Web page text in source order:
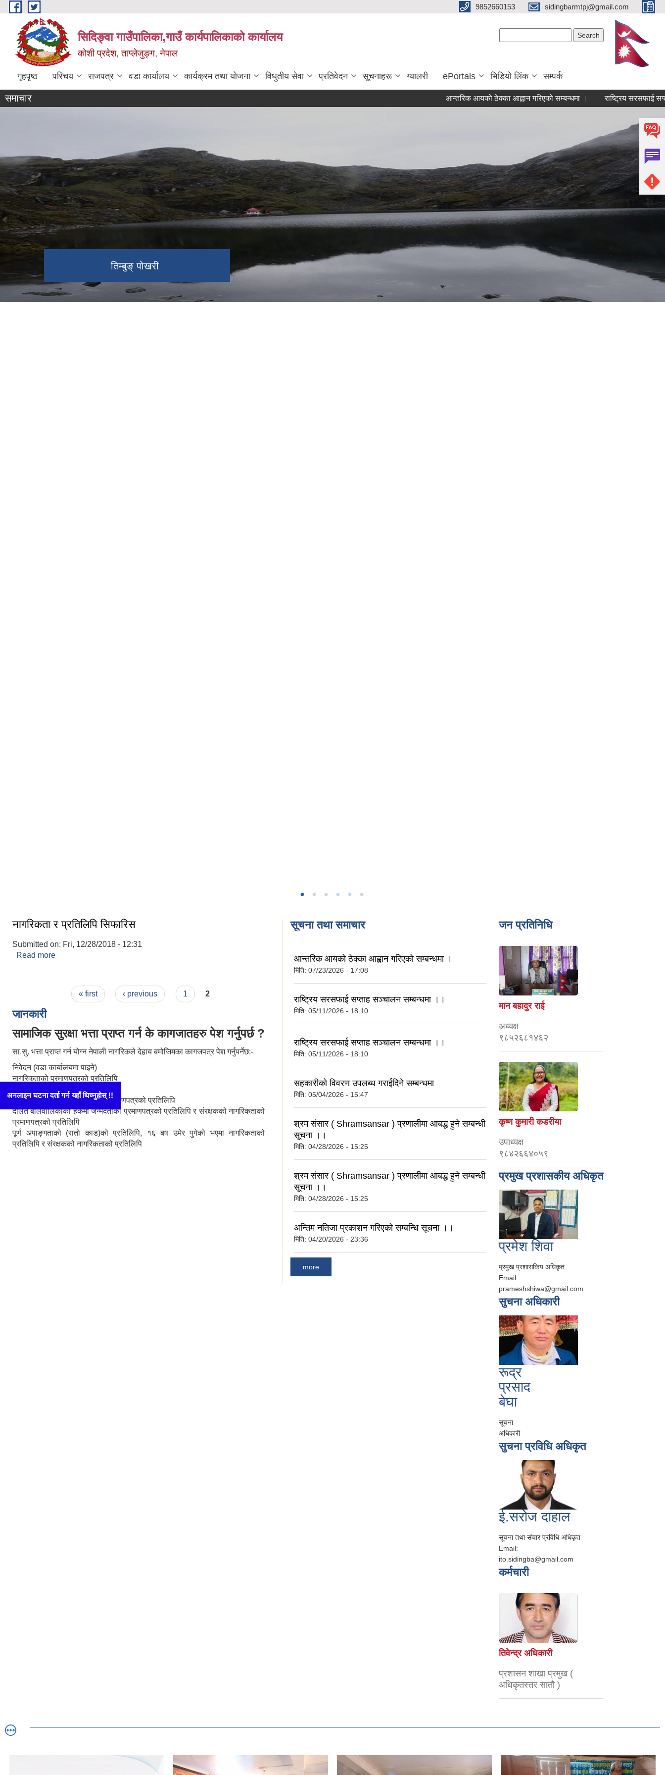
Skip to main content 9852660153 sidingbarmtpj@gmail.com
सिदिङ्वा गाउँपालिका,गाउँ कार्यपालिकाको कार्यालय
कोशी प्रदेश, ताप्लेजुङ्ग, नेपाल
गृहपृष्ठ परिचय राजपत्र वडा कार्यालय कार्यक्रम तथा योजना विधुतीय सेवा प्रतिवेदन सूचनाहरू ग्यालरी ePortals भिडियो लिंक सम्पर्क
समाचार आन्तरिक आयको ठेक्का आह्वान गरिएको सम्बन्धमा । राष्ट्रिय सरसफाई सप्ताह
तिम्बुङ् पोखरी
सिदिङ्वा गाउँपालिका कार्यालयको नयाँ भवन
।
तिम्बुङ पोखरको शोभा वढाउदै केन्जो
(पदमचाल)
नागरिकता र प्रतिलिपि सिफारिस
Submitted on: Fri, 12/28/2018 - 12:31
Read more
« first ‹ previous 1 2
जानकारी
सामाजिक सुरक्षा भत्ता प्राप्त गर्न के कागजातहरु पेश गर्नुपर्छ ?
सा.सु. भत्ता प्राप्त गर्न योग्न नेपाली नागरिकले देहाय बमोजिमका कागजपत्र पेश गर्नुपर्नेछ:-
निवेदन (वडा कार्यालयमा पाइने)
नागरिकताको प्रमाणपत्रको प्रतिलिपि
2 वटा पासपोर्ट साईजको फोटो
विधवाको हकमा पतिको मृत्युदर्ताको प्रमाणपत्रको प्रतिलिपि
दलित बालवालिकाको हकमा जन्मदर्ताको प्रमाणपत्रको प्रतिलिपि र संरक्षकको नागरिकताको
प्रमाणपत्रको प्रतिलिपि
पूर्ण अपाङ्गताको (रातो काड)को प्रतिलिपि, १६ बष उमेर पुगेको भएमा नागरिकताको
प्रतिलिपि र संरक्षकको नागरिकताको प्रतिलिपि
सूचना तथा समाचार
आन्तरिक आयको ठेक्का आह्वान गरिएको सम्बन्धमा ।
मिति: 07/23/2026 - 17:08
राष्ट्रिय सरसफाई सप्ताह सञ्चालन स‍म्बन्धमा ।।
मिति: 05/11/2026 - 18:10
राष्ट्रिय सरसफाई सप्ताह सञ्चालन स‍म्बन्धमा ।।
मिति: 05/11/2026 - 18:10
सहकारीको विवरण उपलब्ध गराईदिने सम्बन्धमा
मिति: 05/04/2026 - 15:47
श्रम संसार ( Shramsansar ) प्रणालीमा आबद्ध हुने सम्बन्धी
सूचना ।।
मिति: 04/28/2026 - 15:25
श्रम संसार ( Shramsansar ) प्रणालीमा आबद्ध हुने सम्बन्धी
सूचना ।।
मिति: 04/28/2026 - 15:25
अन्तिम नतिजा प्रकाशन गरिएको सम्बन्धि सूचना ।।
मिति: 04/20/2026 - 23:36
more
जन प्रतिनिधि
मान बहादुर राई
अध्यक्ष
९८५२६८१४६२
कृष्ण कुमारी कडरीया
उपाध्यक्ष
९८४२६६४०५९
प्रमुख प्रशासकीय अधिकृत
प्रमेश शिवा
प्रमुख प्रशासकिय अधिकृत
Email:
prameshshiwa@gmail.com
सुचना अधिकारी
रूद्र
प्रसाद
बेघा
सूचना
अधिकारी
सुचना प्रविधि अधिकृत
ई.सरोज दाहाल
सूचना तथा संचार प्रविधि अधिकृत
Email:
ito.sidingba@gmail.com
कर्मचारी
तिवेन्द्र अधिकारी
प्रशासन शाखा प्रमुख (
अधिकृतस्तर सातौ )